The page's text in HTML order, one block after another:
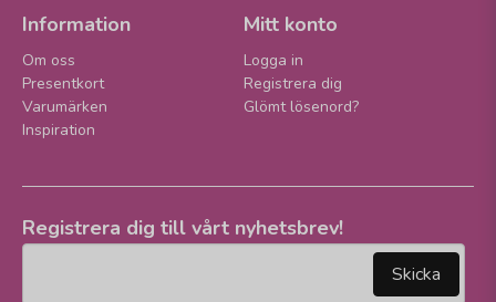
Information
Om oss
Presentkort
Varumärken
Inspiration
Mitt konto
Logga in
Registrera dig
Glömt lösenord?
Registrera dig till vårt nyhetsbrev!
Skicka